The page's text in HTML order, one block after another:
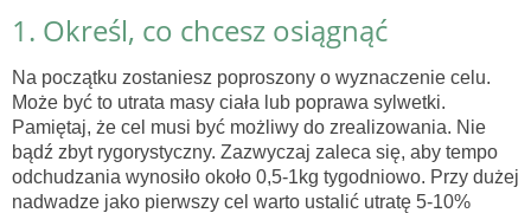
1. Określ, co chcesz osiągnąć
Na początku zostaniesz poproszony o wyznaczenie celu.
Może być to utrata masy ciała lub poprawa sylwetki.
Pamiętaj, że cel musi być możliwy do zrealizowania. Nie
bądź zbyt rygorystyczny. Zazwyczaj zaleca się, aby tempo
odchudzania wynosiło około 0,5-1kg tygodniowo. Przy dużej
nadwadze jako pierwszy cel warto ustalić utratę 5-10%